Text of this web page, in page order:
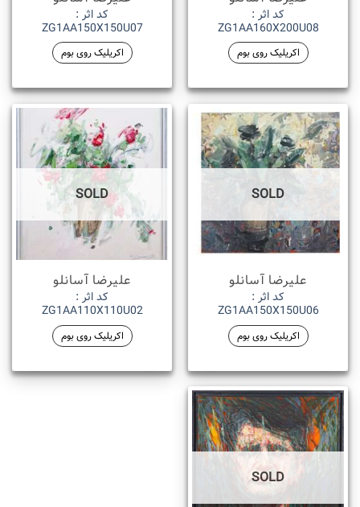
کد اثر :
ZG1AA160X200U08
اکریلیک روی بوم
کد اثر :
ZG1AA150X150U07
اکریلیک روی بوم
SOLD
علیرضا آسانلو
کد اثر :
ZG1AA150X150U06
اکریلیک روی بوم
SOLD
علیرضا آسانلو
کد اثر :
ZG1AA110X110U02
اکریلیک روی بوم
SOLD